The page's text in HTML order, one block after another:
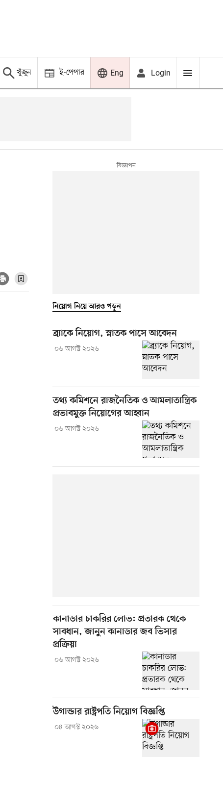
খুঁজুন ই-পেপার Eng Login
নিয়োগ নিয়ে আরও পড়ুন
ব্র্যাকে নিয়োগ, স্নাতক পাসে আবেদন
০৬ আগস্ট ২০২৬
তথ্য কমিশনে রাজনৈতিক ও আমলাতান্ত্রিক
প্রভাবমুক্ত নিয়োগের আহ্বান
০৬ আগস্ট ২০২৬
কানাডার চাকরির লোভ: প্রতারক থেকে
সাবধান, জানুন কানাডার জব ভিসার
প্রক্রিয়া
০৬ আগস্ট ২০২৬
উগান্ডার রাষ্ট্রপতি নিয়োগ বিজ্ঞপ্তি
০৪ আগস্ট ২০২৬